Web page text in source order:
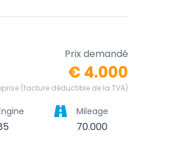
Prix demandé
€ 4.000
(facture déductible de la TVA)
Mileage
70.000